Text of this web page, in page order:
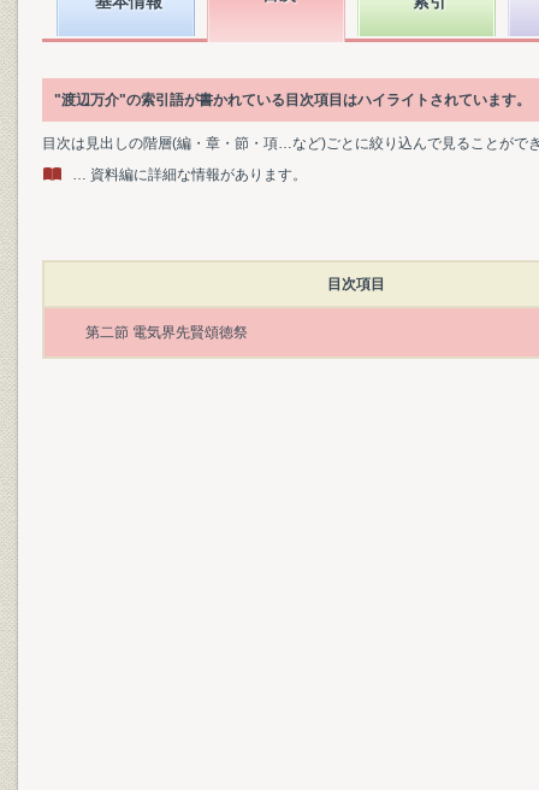
"渡辺万介"の索引語が書かれている目次項目はハイライトされています。
目次は見出しの階層(編・章・節・項…など)ごとに絞り込んで見ることがで
… 資料編に詳細な情報があります。
目次項目
第二節 電気界先賢頌徳祭